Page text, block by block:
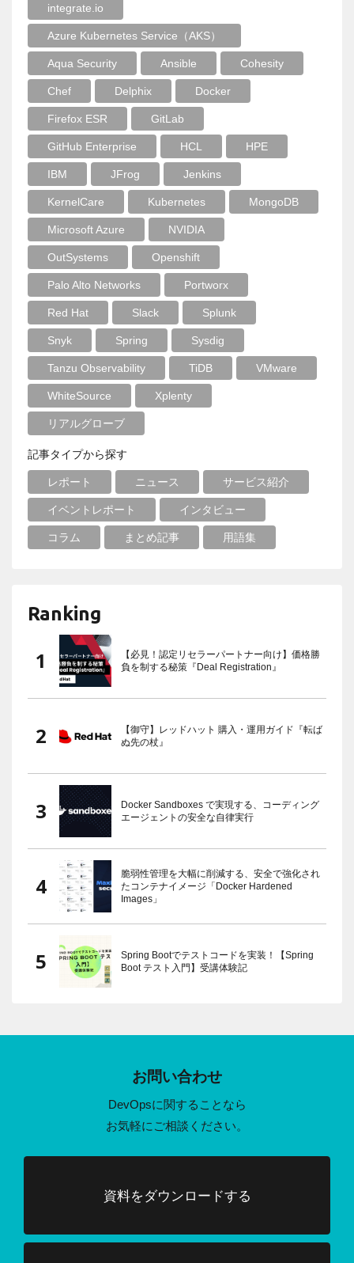
integrate.io
Azure Kubernetes Service（AKS）
Aqua Security Ansible Cohesity
Chef Delphix Docker
Firefox ESR GitLab
GitHub Enterprise HCL HPE
IBM JFrog Jenkins
KernelCare Kubernetes MongoDB
Microsoft Azure NVIDIA
OutSystems Openshift
Palo Alto Networks Portworx
Red Hat Slack Splunk
Snyk Spring Sysdig
Tanzu Observability TiDB VMware
WhiteSource Xplenty
リアルグローブ
記事タイプから探す
レポート ニュース サービス紹介
イベントレポート インタビュー
コラム まとめ記事 用語集
Ranking
【必見！認定リセラーパートナー向け】価格勝
負を制する秘策『Deal Registration』
【御守】レッドハット 購入・運用ガイド『転ば
ぬ先の杖』
Docker Sandboxes で実現する、コーディング
エージェントの安全な自律実行
脆弱性管理を大幅に削減する、安全で強化され
たコンテナイメージ「Docker Hardened
Images」
Spring Bootでテストコードを実装！【Spring
Boot テスト入門】受講体験記
お問い合わせ
DevOpsに関することなら
お気軽にご相談ください。
資料をダウンロードする